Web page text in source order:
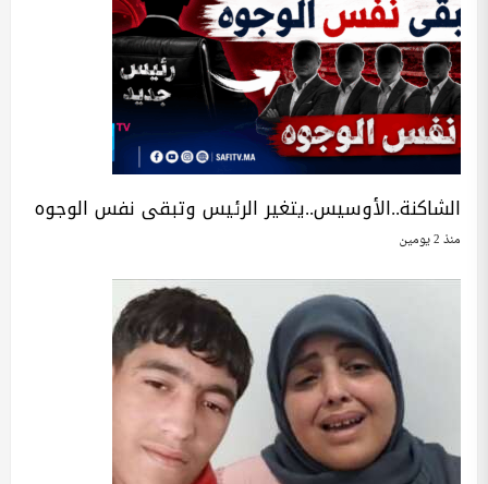
الشاكنة..الأوسيس..يتغير الرئيس وتبقى نفس الوجوه
منذ 2 يومين